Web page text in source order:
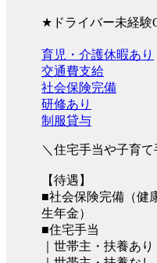
★ドライバー未経験
育児・介護休暇あり
交通費支給
社会保険完備
研修あり
制服貸与
＼住宅手当や子育
【待遇】
■社会保険完備（健
生年金）
■住宅手当
｜世帯主・扶養あ